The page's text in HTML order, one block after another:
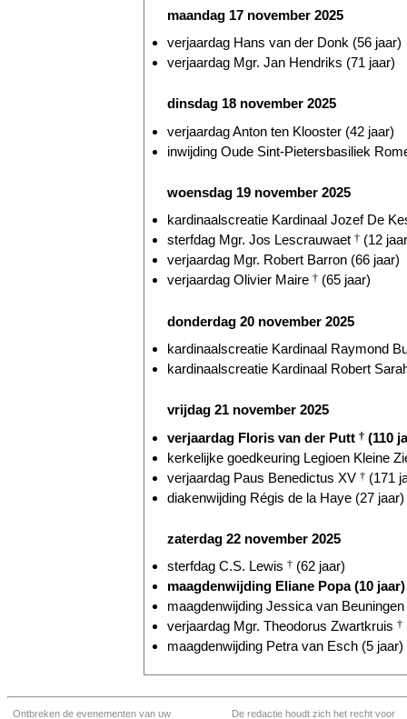
maandag 17 november 2025
verjaardag Hans van der Donk (56 jaar)
verjaardag Mgr. Jan Hendriks (71 jaar)
dinsdag 18 november 2025
verjaardag Anton ten Klooster (42 jaar)
inwijding Oude Sint-Pietersbasiliek
woensdag 19 november 2025
kardinaalscreatie Kardinaal Jozef De
sterfdag Mgr. Jos Lescrauwaet † (12
verjaardag Mgr. Robert Barron (66 jaar)
verjaardag Olivier Maire † (65 jaar)
donderdag 20 november 2025
kardinaalscreatie Kardinaal Raymond
kardinaalscreatie Kardinaal Robert
vrijdag 21 november 2025
verjaardag Floris van der Putt † (110
kerkelijke goedkeuring Legioen Kleine
verjaardag Paus Benedictus XV † (171
diakenwijding Régis de la Haye (27 jaar)
zaterdag 22 november 2025
sterfdag C.S. Lewis † (62 jaar)
maagdenwijding Eliane Popa (10 jaar)
maagdenwijding Jessica van
verjaardag Mgr. Theodorus Zwartkruis †
maagdenwijding Petra van Esch (5 jaar)
Ontbreken de evenementen van uw De redactie houdt zich het recht voor